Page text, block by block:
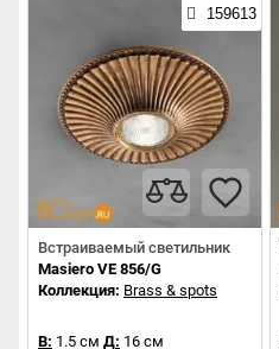
159613
Встраиваемый светильник
Masiero VE 856/G
Коллекция: Brass & spots
В: 1.5 см Д: 16 см